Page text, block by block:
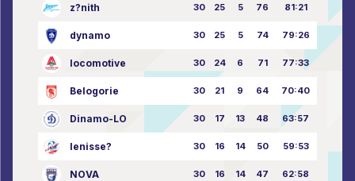
z?nith 30 25 5 76 81:21
dynamo 30 25 5 74 79:26
locomotive 30 24 6 71 77:33
Belogorie 30 21 9 64 70:40
Dinamo-LO 30 17 13 48 63:57
Ienisse? 30 16 14 50 59:53
NOVA 30 16 14 47 62:58